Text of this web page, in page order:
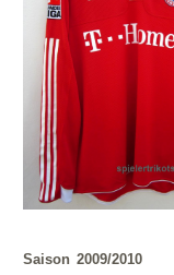
Saison 2009/2010